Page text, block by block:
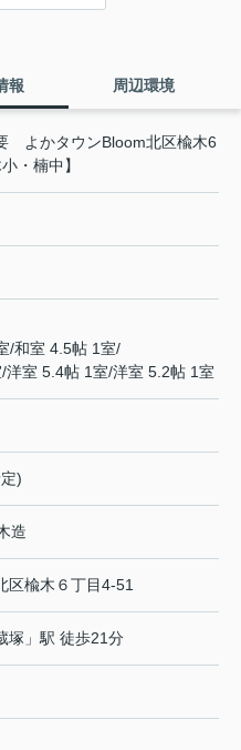
報 周辺環境
よかタウンBloom北区楡木6
・楠中】
/和室 4.5帖 1室/
/洋室 5.4帖 1室/洋室 5.2帖 1室
)
造
区楡木 ６丁目4-51
塚 」駅 徒歩21分